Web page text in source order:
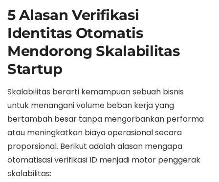
5 Alasan Verifikasi
Identitas Otomatis
Mendorong Skalabilitas
Startup
Skalabilitas berarti kemampuan sebuah bisnis
untuk menangani volume beban kerja yang
bertambah besar tanpa mengorbankan performa
atau meningkatkan biaya operasional secara
proporsional. Berikut adalah alasan mengapa
otomatisasi verifikasi ID menjadi motor penggerak
skalabilitas: